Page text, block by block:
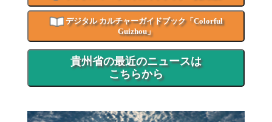
デジタル カルチャーガイドブック「Colorful
Guizhou」
貴州省の最近のニュースは
こちらから